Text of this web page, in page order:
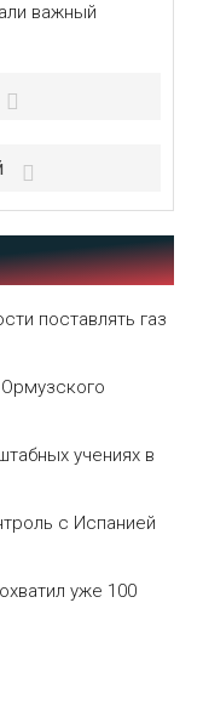
важный
поставлять газ
учениях в
с Испанией
уже 100